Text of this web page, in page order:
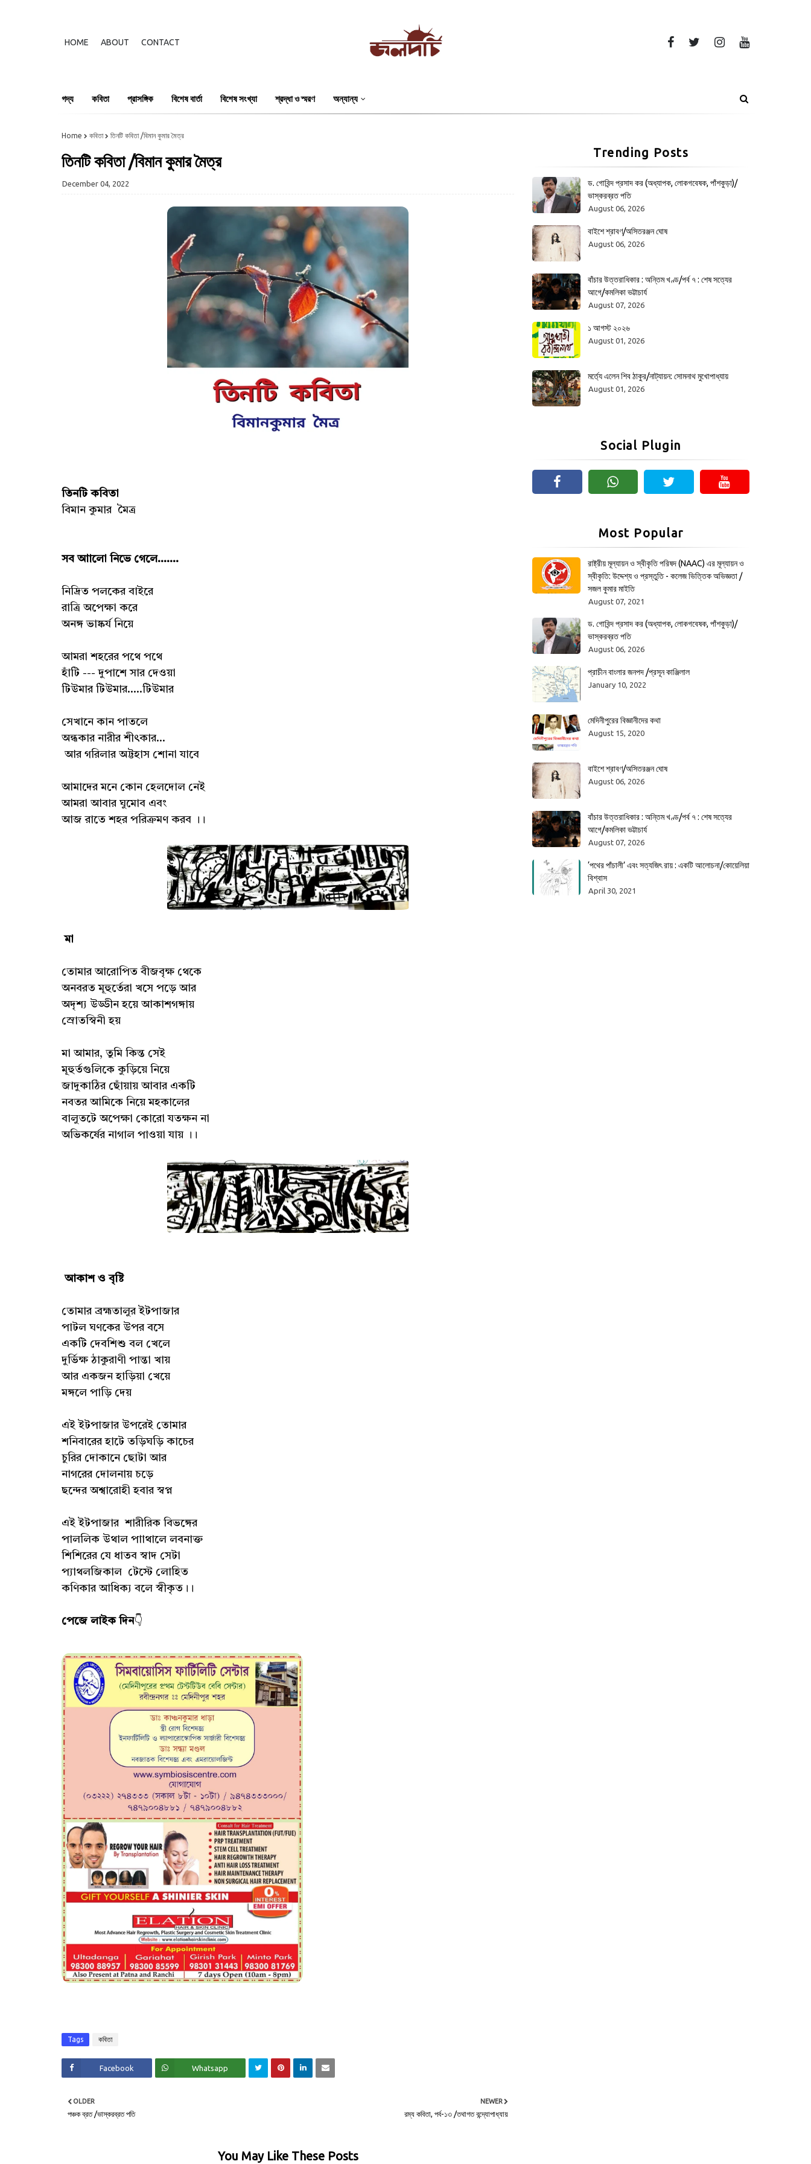
HOME ABOUT CONTACT
গদ্য কবিতা প্রাসঙ্গিক বিশেষ বার্তা বিশেষ সংখ্যা শ্রদ্ধা ও স্মরণ অন্যান্য
Home কবিতা তিনটি কবিতা /বিমান কুমার মৈত্র
তিনটি কবিতা /বিমান কুমার মৈত্র
December 04, 2022
তিনটি কবিতা
বিমান কুমার মৈত্র
সব আালো নিভে গেলে.......
নিদ্রিত পলকের বাইরে
রাত্রি অপেক্ষা করে
অনঙ্গ ভাষ্কর্য নিয়ে
আমরা শহরের পথে পথে
হাঁটি --- দুপাশে সার দেওয়া
টিউমার টিউমার.....টিউমার
সেখানে কান পাতলে
অন্ধকার নারীর শীৎকার...
আর গরিলার অট্টহাস শোনা যাবে
আমাদের মনে কোন হেলদোল নেই
আমরা আবার ঘুমোব এবং
আজ রাতে শহর পরিক্রমণ করব ।।
মা
তোমার আরোপিত বীজবৃক্ষ থেকে
অনবরত মূহুর্তেরা খসে পড়ে আর
অদৃশ্য উড্ডীন হয়ে আকাশগঙ্গায়
স্রোতস্বিনী হয়
মা আমার, তুমি কিন্ত সেই
মূহুর্তগুলিকে কুড়িয়ে নিয়ে
জাদুকাঠির ছোঁয়ায় আবার একটি
নবতর আমিকে নিয়ে মহকালের
বালুতটে অপেক্ষা কোরো যতক্ষন না
অভিকর্ষের নাগাল পাওয়া যায় ।।
আকাশ ও বৃষ্টি
তোমার ব্রহ্মতালুর ইটপাজার
পাটল ঘণকের উপর বসে
একটি দেবশিশু বল খেলে
দুর্ভিক্ষ ঠাকুরাণী পান্তা খায়
আর একজন হাড়িয়া খেয়ে
মঙ্গলে পাড়ি দেয়
এই ইটপাজার উপরেই তোমার
শনিবারের হাটে তড়িঘড়ি কাচের
চুরির দোকানে ছোটা আর
নাগরের দোলনায় চড়ে
ছন্দের অশ্বারোহী হবার স্বপ্ন
এই ইটপাজার শারীরিক বিভঙ্গের
পাললিক উথাল পাাথালে লবনাক্ত
শিশিরের যে ধাতব স্বাদ সেটা
প্যাথলজিকাল টেস্টে লোহিত
কণিকার আধিক্য বলে স্বীকৃত।।
পেজে লাইক দিন👇
Tags কবিতা
Facebook Whatsapp
NEWER
রম্য কবিতা, পর্ব-১৩ /তথাগত বন্দ্যোপাধ্যায়
OLDER
পঞ্চক ব্রত /ভাস্করব্রত পতি
You May Like These Posts
Trending Posts
ড. গোবিন্দ প্রসাদ কর (অধ্যাপক, লোকগবেষক, পাঁশকুড়া)/
ভাস্করব্রত পতি
August 06, 2026
বাইশে শ্রাবণ/অসিতরঞ্জন ঘোষ
August 06, 2026
বাঁচার উত্তরাধিকার : অন্তিম খণ্ড/পর্ব ৭ : শেষ সত্যের
আগে/কমলিকা ভট্টাচার্য
August 07, 2026
১ আগস্ট ২০২৬
August 01, 2026
মর্ত্যে এলেন শিব ঠাকুর/নাট্যায়ন: সোমনাথ মুখোপাধ্যায়
August 01, 2026
Social Plugin
Most Popular
রাষ্ট্রীয় মূল্যায়ন ও স্বীকৃতি পরিষদ (NAAC) এর মূল্যায়ন ও
স্বীকৃতি: উদ্দেশ্য ও প্রস্তুতি - কলেজ ভিত্তিক অভিজ্ঞতা /
সজল কুমার মাইতি
August 07, 2021
ড. গোবিন্দ প্রসাদ কর (অধ্যাপক, লোকগবেষক, পাঁশকুড়া)/
ভাস্করব্রত পতি
August 06, 2026
প্রাচীন বাংলার জনপদ /প্রসূন কাঞ্জিলাল
January 10, 2022
মেদিনীপুরের বিজ্ঞানীদের কথা
August 15, 2020
বাইশে শ্রাবণ/অসিতরঞ্জন ঘোষ
August 06, 2026
বাঁচার উত্তরাধিকার : অন্তিম খণ্ড/পর্ব ৭ : শেষ সত্যের
আগে/কমলিকা ভট্টাচার্য
August 07, 2026
‘পথের পাঁচালী’ এবং সত্যজিৎ রায় : একটি আলোচনা/কোয়েলিয়া
বিশ্বাস
April 30, 2021